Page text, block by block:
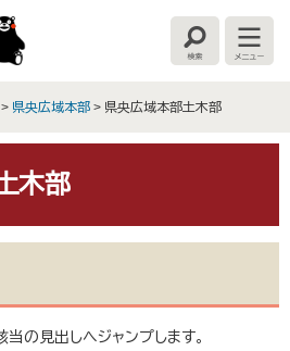
検
索
メ
ニ
> 県央広域本部 > 県央広域本部土木部
木部
当の見出しへジャンプします。